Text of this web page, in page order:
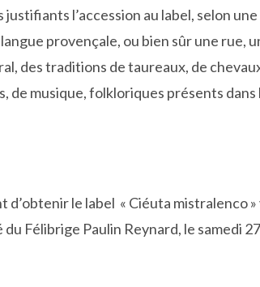
l’accession au label, selon
provençale, ou bien sûr une rue,
des traditions de taureaux, de
de musique, folkloriques présents dans
d’obtenir le label « Ciéuta mistralenco »
Félibrige Paulin Reynard, le samedi